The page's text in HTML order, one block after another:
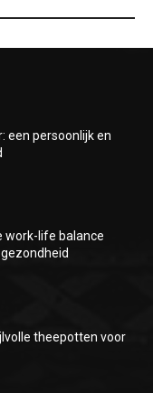
een persoonlijk en
work-life balance
theepotten voor